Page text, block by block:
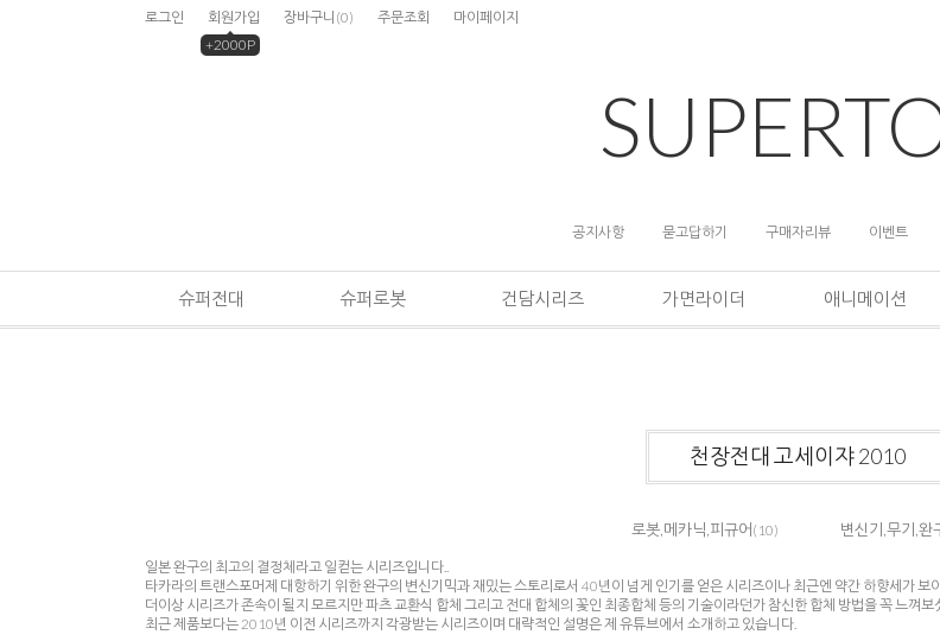
로그인
회원가입
+2000P
장바구니 (0) 주문조회 마이페이지
공지사항 묻고답하기 구매자리뷰 이벤트
슈퍼전대 슈퍼로봇 건담시리즈 가면라이더 애니메이션
천장전대 고세이쟈 2010
로봇,메카닉,피규어 (10) 변신기,무기,완
일본 완구의 최고의 결정체라고 일컫는 시리즈입니다..
타카라의 트랜스포머제 대항하기 위한 완구의 변신기믹과 재밌는 스토리로서 40년이 넘게 인기를 얻은 시리즈이나 최근엔 약간 하향세가 보
더이상 시리즈가 존속이 될지 모르지만 파츠 교환식 합체 그리고 전대 합체의 꽃인 최종합체 등의 기술이라던가 참신한 합체 방법을 꼭 느껴보
최근 제품보다는 2010년 이전 시리즈까지 각광받는 시리즈이며 대략적인 설명은 제 유튜브에서 소개하고 있습니다.